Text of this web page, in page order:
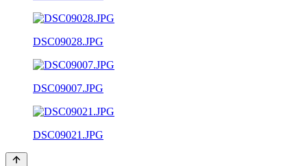
DSC09028.JPG
DSC09007.JPG
DSC09021.JPG